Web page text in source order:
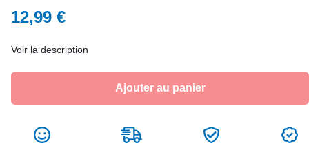
12,99 €
Voir la description
Ajouter au panier